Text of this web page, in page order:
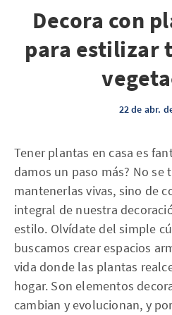
Decora con
para estilizar
22 de abr.
Tener plantas en casa es
damos un paso más? No se
mantenerlas vivas, sino de
integral de nuestra
estilo. Olvídate del simple
buscamos crear espacios
vida donde las plantas
hogar. Son elementos
cambian y evolucionan, y